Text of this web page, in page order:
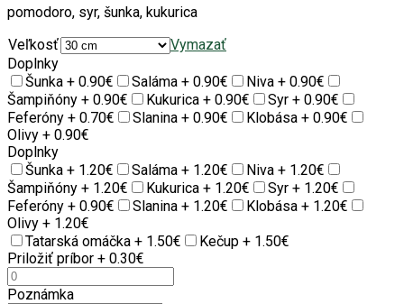
pomodoro, syr, šunka, kukurica
Veľkosť
Vymazať
Doplnky
Šunka + 0.90€ Saláma + 0.90€ Niva + 0.90€
Šampiňóny + 0.90€ Kukurica + 0.90€ Syr + 0.90€
Feferóny + 0.70€ Slanina + 0.90€ Klobása + 0.90€
Olivy + 0.90€
Doplnky
Šunka + 1.20€ Saláma + 1.20€ Niva + 1.20€
Šampiňóny + 1.20€ Kukurica + 1.20€ Syr + 1.20€
Feferóny + 0.90€ Slanina + 1.20€ Klobása + 1.20€
Olivy + 1.20€
Tatarská omáčka + 1.50€ Kečup + 1.50€
Priložiť príbor + 0.30€
Poznámka